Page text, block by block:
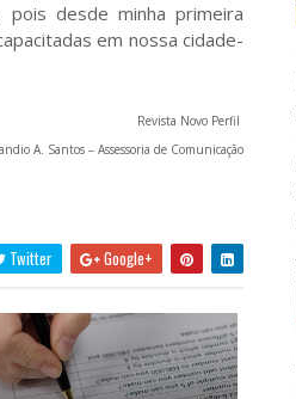
desde minha primeira
em nossa cidade-
Revista Novo Perfil
A. Santos – Assessoria de Comunicação
Twitter Google+